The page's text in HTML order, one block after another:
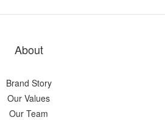
About
Brand Story
Our Values
Our Team